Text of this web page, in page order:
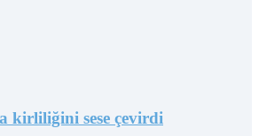
kirliliğini sese çevirdi